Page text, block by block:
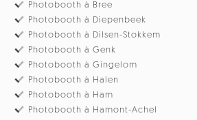
Photobooth à Bree
Photobooth à Diepenbeek
Photobooth à Dilsen-Stokkem
Photobooth à Genk
Photobooth à Gingelom
Photobooth à Halen
Photobooth à Ham
Photobooth à Hamont-Achel